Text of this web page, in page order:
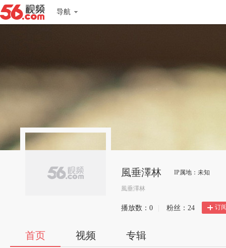
导航
風垂澤林 IP属地：未知
風垂澤林
播放数： 0 粉丝： 24 订
首页 视频 专辑